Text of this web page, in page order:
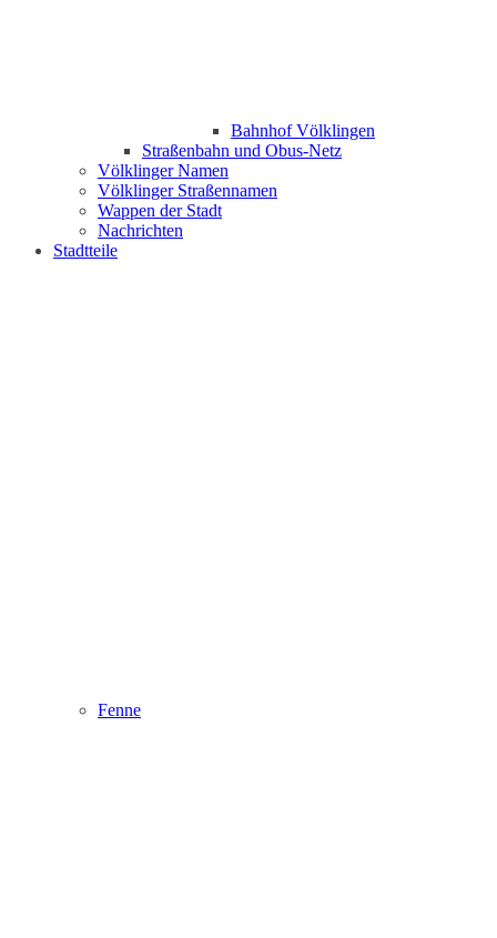
Bahnhof Völklingen
Straßenbahn und Obus-Netz
Völklinger Namen
Völklinger Straßennamen
Wappen der Stadt
Nachrichten
Stadtteile
Fenne